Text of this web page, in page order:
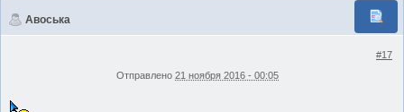
Авоська
#17
Отправлено 21 ноября 2016 - 00:05